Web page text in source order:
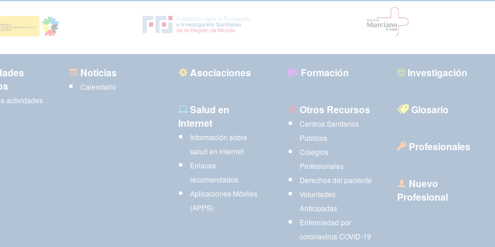
actividades
Noticias
Calendario
Asociaciones Formación Investigación
Salud en
Internet
Información sobre
salud en internet
Enlaces
recomendados
Aplicaciones Móviles
(APPS)
Otros Recursos
Centros Sanitarios
Públicos
Colegios
Profesionales
Derechos del paciente
Voluntades
Anticipadas
Enfermedad por
coronavirus COVID-19
Glosario
Profesionales
Nuevo
Profesional